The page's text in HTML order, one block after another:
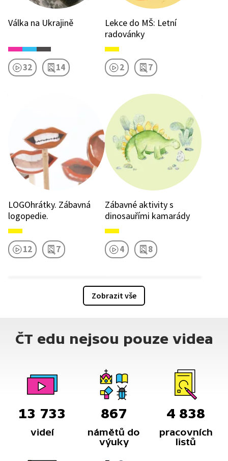
Válka na Ukrajině
32 14
Lekce do MŠ: Letní
radovánky
2 7
LOGOhrátky. Zábavná
logopedie.
12 7
Zábavné aktivity s
dinosauřími kamarády
4 8
Zobrazit vše
ČT edu nejsou pouze videa
13 733
videí
867
námětů do
výuky
4 838
pracovních
listů